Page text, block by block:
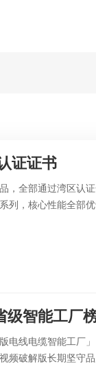
证证书
，全部通过湾区认
列，核心性能全部优
级智能工厂
电线电缆智能工厂
破解版长期坚守